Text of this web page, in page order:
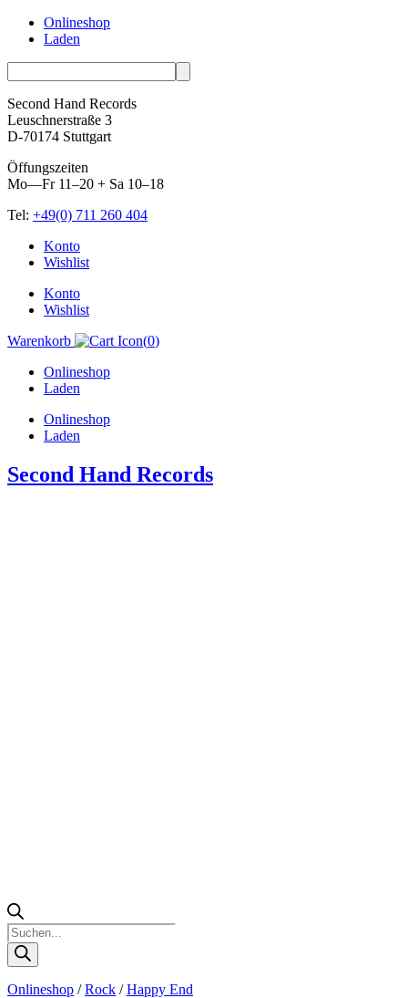
Onlineshop
Laden
Second Hand Records
Leuschnerstraße 3
D-70174 Stuttgart
Öffungszeiten
Mo—Fr 11–20 + Sa 10–18
Tel: +49(0) 711 260 404
Skip
Konto
Wishlist
Konto
Wishlist
Warenkorb
(0)
Onlineshop
Laden
Onlineshop
Laden
Second Hand Records
Products
search
Onlineshop /Rock /Happy End